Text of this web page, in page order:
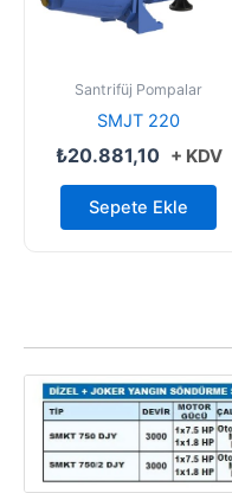
Santrifüj Pompalar
SMJT 220
₺20.881,10 + KDV
Sepete Ekle